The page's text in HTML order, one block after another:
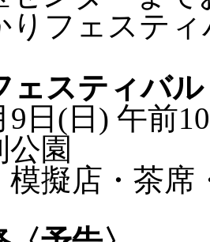
りフェステ
ェスティバ
9日(日) 午前
園
模擬店・茶席